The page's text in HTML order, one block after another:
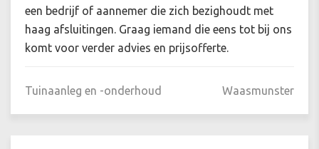
een bedrijf of aannemer die zich bezighoudt met
haag afsluitingen. Graag iemand die eens tot bij ons
komt voor verder advies en prijsofferte.
Tuinaanleg en -onderhoud Waasmunster